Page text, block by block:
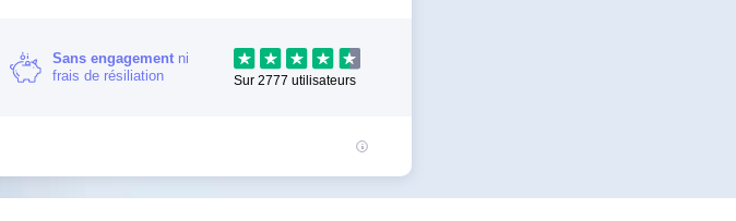
Sans engagementni
frais de résiliation
Sur 2777 utilisateurs